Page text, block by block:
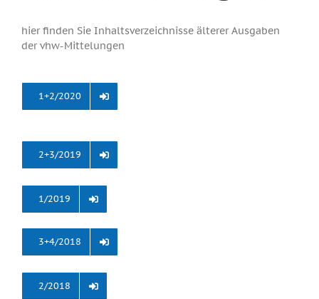
hier finden Sie Inhaltsverzeichnisse älterer Ausgaben
der vhw-Mittelungen
1+2/2020
2+3/2019
1/2019
3+4/2018
2/2018